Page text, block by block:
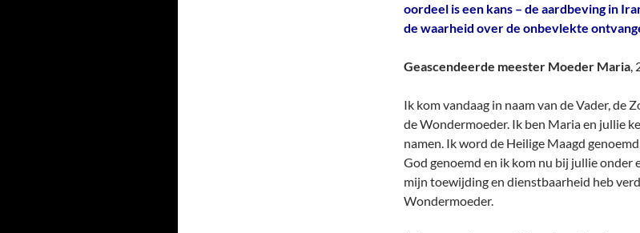
oordeel is een kans – de aardbeving in
de waarheid over de onbevlekte
Geascendeerde meester Moeder Maria,
Ik kom vandaag in naam van de Vader, de
de Wondermoeder. Ik ben Maria en jullie
namen. Ik word de Heilige Maagd
God genoemd en ik kom nu bij jullie onder
mijn toewijding en dienstbaarheid heb
Wondermoeder.